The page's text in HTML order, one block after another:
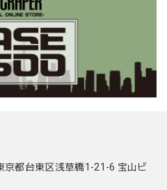
京都台東区浅草橋1-21-6 宝山ビ